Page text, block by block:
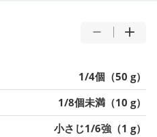
1/4個（50 g）
1/8個未満（10 g）
小さじ1/6強（1 g）